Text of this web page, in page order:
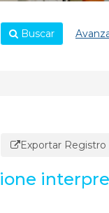
Buscar
Exportar Registro